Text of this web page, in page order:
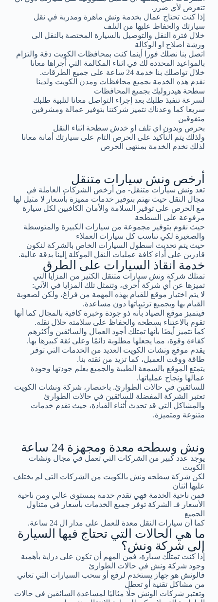
تتعرض لأي ضرر.
إذا كنت تحتاج عمال بخدمة ونش ماهرة ومدربة في نقل
سيارتك والحفاظ عليها من التلف
خلال فترة النقل والتوصيل بالسيارة المختصة بالنقل الى
ورشة اصلاح او الوكالة
اتصل بنا نصلك فورا أينما كنت بمحافظات الكويت دقة والتزام
بالمواعيد المحددة لك في اثناء المكالمة التي أجراها معانا
خلال تواصلك بنا خدمة 24 ساعة على جميع الطرقات.
نقدم هذه الخدمة بجميع محافظات ومدن الكويت ولدينا
سطحة هيدروليك بجميع المحافظات
لسرعة تنفيذ طلبك بعد إجراء التواصل معانا لتلبية طلبك
سريعا كما وعدناك نتميز شركتنا بتوفير عمالة ومشرفين
متفوقين
بحرص وبدون اي تلف او خدش سطحة اثناء النقل
ولذلك يتم التأكيد على الحرص التام على سيارتك أمانة معانا
لذلك نخدم الخدمة بمنتهى الحرص
أرخص ونش سيارات متنقل
تعد ونش سيارات متنقل- من أرخص الشركات العاملة في
مجال النقل حيث نهتم بتوفير خدمات مميزة بأسعار لا مثيل لها
مع الحرص على توفير السلامة والأمان الكافيين لكل سيارة
مرفوعة على السطحة
حيث نقوم بتوفير مجموعة من سيارات الكبيرة والمتوسطة
والصغيرة لكي تناسب كل سيارات العملاء
حيث يتم تحديث اسطول السيارات الخاص بالشركة لنكون
قادرين على أداء كافة عمليات النقل الموكلة إلينا بدقة عالية.
خدمة انقاذ السيارات على الطرق
تمتلك شركة ونش سيارات متنقل الكثير من المزايا التي
تميزها عن أي شركة أخرى، وتتمثل تلك المزايا في الآتي:
لا يتم اختيار موقع للقيام بهذه المهمة من فراغ، ولكن لصعوبة
القيام بها وبجميع ترتيباتها دون مساعدة.
فيتميز موقع الصياد بأنه ذو جودة وخبرة كافية بالمجال كما أنها
تقوم بالاعتناء بسطحه والحفاظ على سلامته خلال نقله.
كما تتميز أيضًا بأنها تمتلك أجود العمال والسائقين وأكثرهم
كفاءة وقوة، مما يجعلها مطلوبة دائمًا وعلى ثقة كبيرها بها.
يقدم موقع ونشات الكويت العديد من الخدمات التي توفر
طاقة ووقت العميل، كما تزيد من ثقته بنا.
يتمتع الموقع بالسمعة الطيبة والجميع يعلم جودتها وجودة
عمالها ونجاح عملياتها.
للسائقين في حالات الطوارئ. باختصار، شركة ونشات الكويت
تعتبر الشركة المفضلة للسائقين في حالات الطوارئ
والمشاكل التي قد تحدث أثناء القيادة، حيث تقدم خدمات
متنوعة ومتميزة.
ونش وسطحه معدة ومجهزة 24 ساعة
يوجد عدد كبير من الشركات التي تعمل في مجال ونشات
الكويت
لكن شركة سطحه ونش بالكويت من الشركات التي لم يختلف
عليها اثنان
فمن ناحية الخدمة فهي تقدم خدمة بمستوى عالي ومن ناحية
الأسعار فـ الشركة توفر جميع الخدمات بأسعار في متناول
الجميع
كما أن سيارات النقل معدة للعمل على مدار ال 24 ساعة.
ما هي الحالات التي تحتاج فيها السيارة
إلى شركة ونش؟
إذا كنت تمتلك سيارة، فمن المهم أن تكون على دراية بأهمية
وجود شركة ونش في حالات الطوارئ
فالونش هو جهاز يستخدم لرفع أو سحب السيارات التي تعاني
من مشاكل تقنية أو تعطل
وتعتبر شركات الونش حلًا مثاليًا لمساعدة السائقين في حالات